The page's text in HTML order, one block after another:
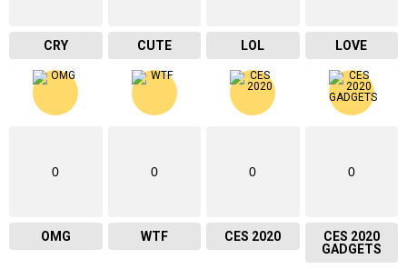
CRY CUTE LOL LOVE
0
OMG
0
WTF
0
CES 2020
0
CES 2020
GADGETS